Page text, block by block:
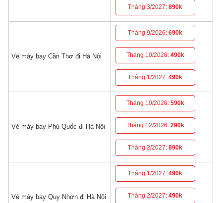
Tháng 3/2027:890k
Vé máy bay Cần Thơ đi Hà Nội
Tháng 9/2026:690k
Tháng 10/2026: 490k
Tháng 1/2027:490k
Vé máy bay Phú Quốc đi Hà Nội
Tháng 10/2026: 590k
Tháng 12/2026: 290k
Tháng 2/2027:890k
Vé máy bay Quy Nhơn đi Hà Nội
Tháng 1/2027:490k
Tháng 2/2027:490k